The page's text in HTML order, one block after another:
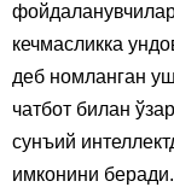
кечмасликка
деб номланган
чатбот билан
сунъий
имконини